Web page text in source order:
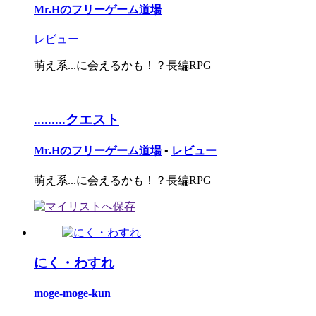
Mr.Hのフリーゲーム道場
レビュー
萌え系...に会えるかも！？長編RPG
.........クエスト
Mr.Hのフリーゲーム道場 • レビュー
萌え系...に会えるかも！？長編RPG
にく・わすれ
moge-moge-kun